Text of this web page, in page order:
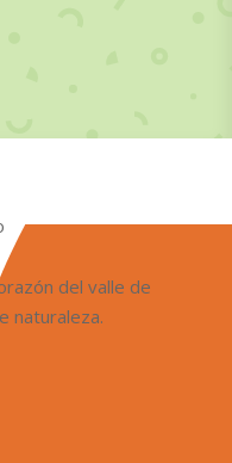
del valle de
naturaleza.